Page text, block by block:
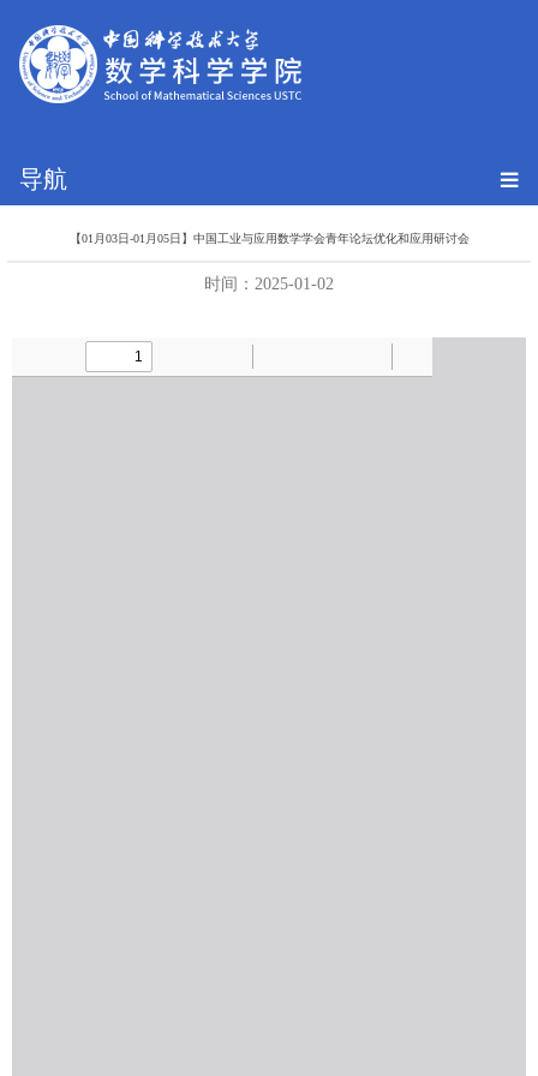
导航
【01月03日-01月05日】中国工业与应用数学学会青年论坛优化和应用研讨会
时间：2025-01-02